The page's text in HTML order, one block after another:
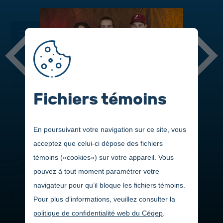
La 20
édition du Gala de la réussite présente les nominés et
PHOTOS
Fichiers témoins
En poursuivant votre navigation sur ce site, vous
acceptez que celui-ci dépose des fichiers
témoins («cookies») sur votre appareil. Vous
pouvez à tout moment paramétrer votre
navigateur pour qu’il bloque les fichiers témoins.
Pour plus d’informations, veuillez consulter la
politique de confidentialité web du Cégep